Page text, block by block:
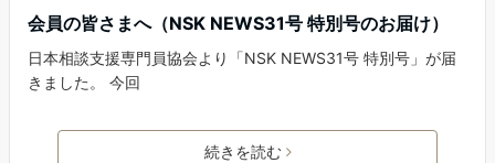
会員の皆さまへ（NSK NEWS31号 特別号のお届け）
日本相談支援専門員協会より「NSK NEWS31号 特別号」が届
きました。 今回
続きを読む